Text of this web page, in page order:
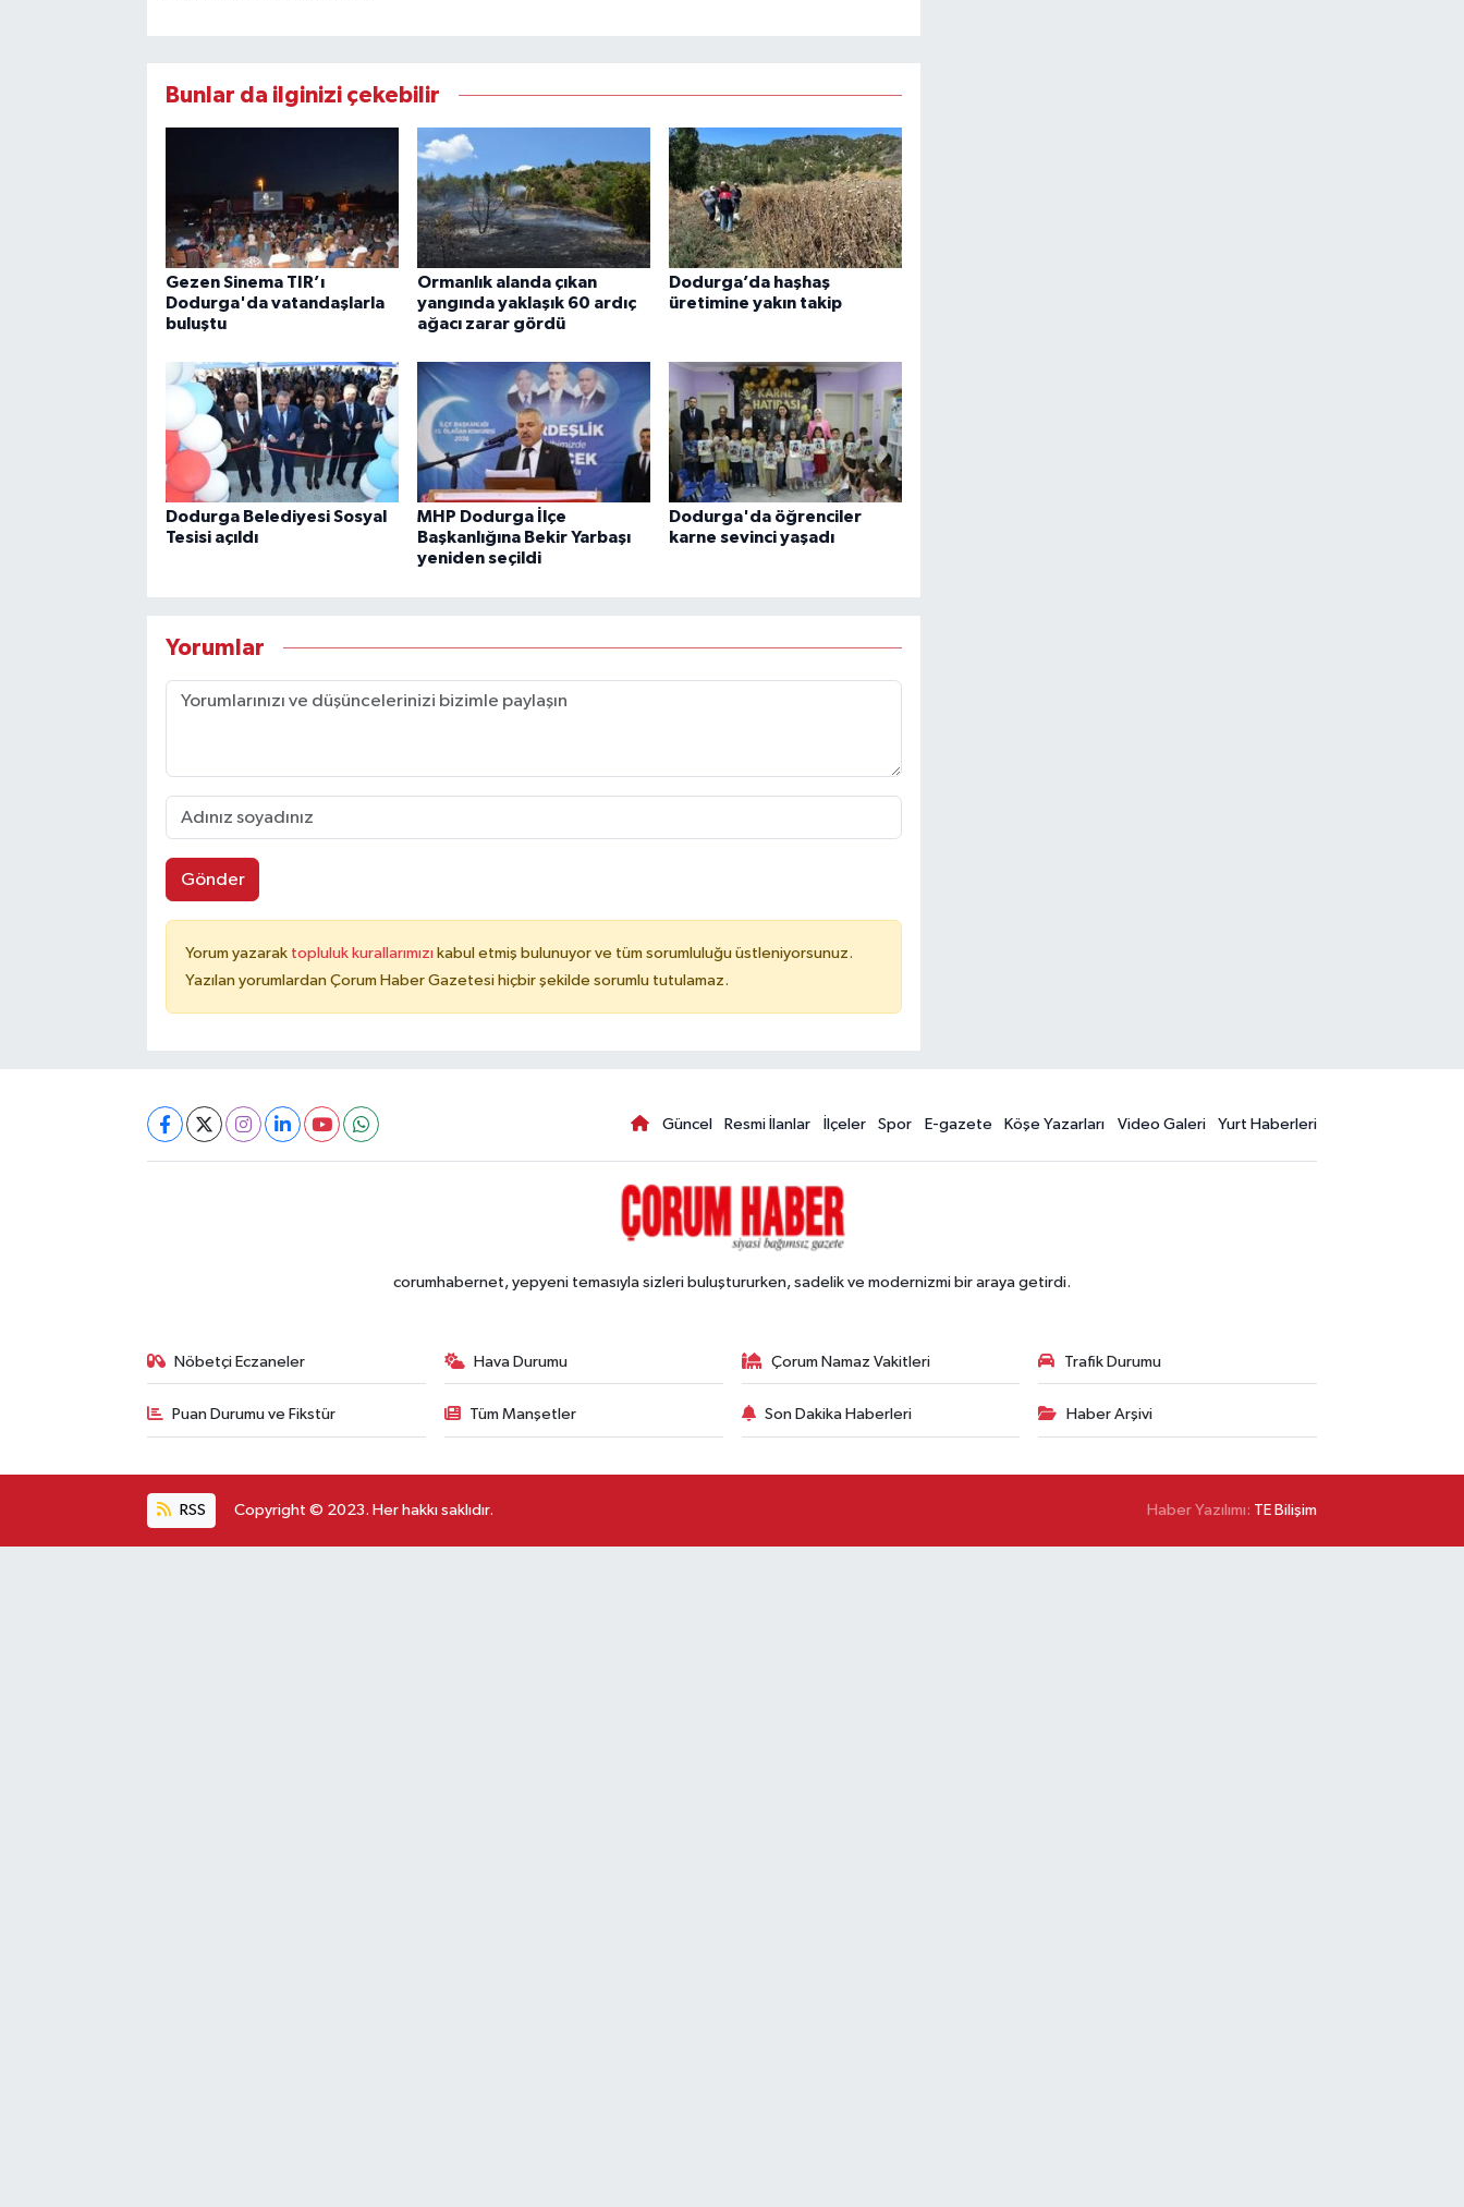
Bunlar da ilginizi çekebilir
Gezen Sinema TIR’ı
Dodurga'da vatandaşlarla
buluştu
Ormanlık alanda çıkan
yangında yaklaşık 60 ardıç
ağacı zarar gördü
Dodurga’da haşhaş
üretimine yakın takip
Dodurga Belediyesi Sosyal
Tesisi açıldı
MHP Dodurga İlçe
Başkanlığına Bekir Yarbaşı
yeniden seçildi
Dodurga'da öğrenciler
karne sevinci yaşadı
Yorumlar
Gönder
Yorum yazarak topluluk kurallarımızı kabul etmiş bulunuyor ve tüm sorumluluğu üstleniyorsunuz.
Yazılan yorumlardan Çorum Haber Gazetesi hiçbir şekilde sorumlu tutulamaz.
Güncel Resmi İlanlar İlçeler Spor E-gazete Köşe Yazarları Video Galeri Yurt Haberleri
corumhabernet, yepyeni temasıyla sizleri buluştururken, sadelik ve modernizmi bir araya getirdi.
Nöbetçi Eczaneler Hava Durumu Çorum Namaz Vakitleri Trafik Durumu
Puan Durumu ve Fikstür Tüm Manşetler Son Dakika Haberleri Haber Arşivi
RSS Copyright © 2023. Her hakkı saklıdır. Haber Yazılımı: TE Bilişim